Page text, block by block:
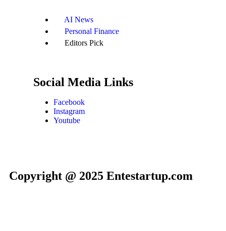
AI News
Personal Finance
Editors Pick
Social Media Links
Facebook
Instagram
Youtube
Copyright @ 2025 Entestartup.com